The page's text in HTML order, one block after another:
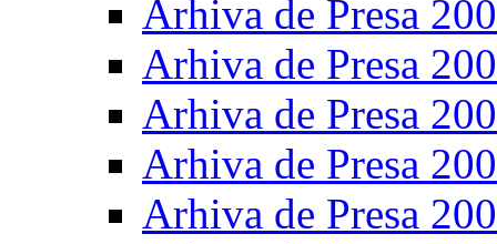
Arhiva de Presa
Arhiva de Presa
Arhiva de Presa
Arhiva de Presa
Arhiva de Presa